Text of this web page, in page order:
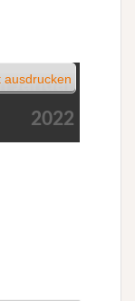
Januar
2022
ausdrucken